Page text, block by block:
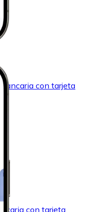
con tarjeta
con tarjeta